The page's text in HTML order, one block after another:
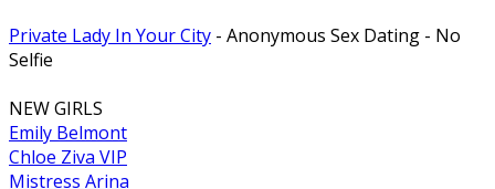
Private Lady In Your City - Anonymous Sex Dating - No
Selfie
NEW GIRLS
Emily Belmont
Chloe Ziva VIP
Mistress Arina